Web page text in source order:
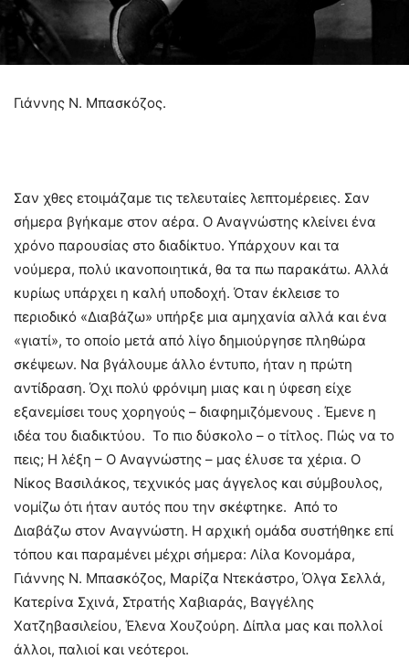
Γιάννης Ν. Μπασκόζος.
Σαν χθες ετοιμάζαμε τις τελευταίες λεπτομέρειες. Σαν
σήμερα βγήκαμε στον αέρα. Ο Αναγνώστης κλείνει ένα
χρόνο παρουσίας στο διαδίκτυο. Υπάρχουν και τα
νούμερα, πολύ ικανοποιητικά, θα τα πω παρακάτω. Αλλά
κυρίως υπάρχει η καλή υποδοχή. Όταν έκλεισε το
περιοδικό «Διαβάζω» υπήρξε μια αμηχανία αλλά και ένα
«γιατί», το οποίο μετά από λίγο δημιούργησε πληθώρα
σκέψεων. Να βγάλουμε άλλο έντυπο, ήταν η πρώτη
αντίδραση. Όχι πολύ φρόνιμη μιας και η ύφεση είχε
εξανεμίσει τους χορηγούς – διαφημιζόμενους . Έμενε η
ιδέα του διαδικτύου. Το πιο δύσκολο – ο τίτλος. Πώς να το
πεις; Η λέξη – Ο Αναγνώστης – μας έλυσε τα χέρια. Ο
Νίκος Βασιλάκος, τεχνικός μας άγγελος και σύμβουλος,
νομίζω ότι ήταν αυτός που την σκέφτηκε. Από το
Διαβάζω στον Αναγνώστη. Η αρχική ομάδα συστήθηκε επί
τόπου και παραμένει μέχρι σήμερα: Λίλα Κονομάρα,
Γιάννης Ν. Μπασκόζος, Μαρίζα Ντεκάστρο, Όλγα Σελλά,
Κατερίνα Σχινά, Στρατής Χαβιαράς, Βαγγέλης
Χατζηβασιλείου, Έλενα Χουζούρη. Δίπλα μας και πολλοί
άλλοι, παλιοί και νεότεροι.